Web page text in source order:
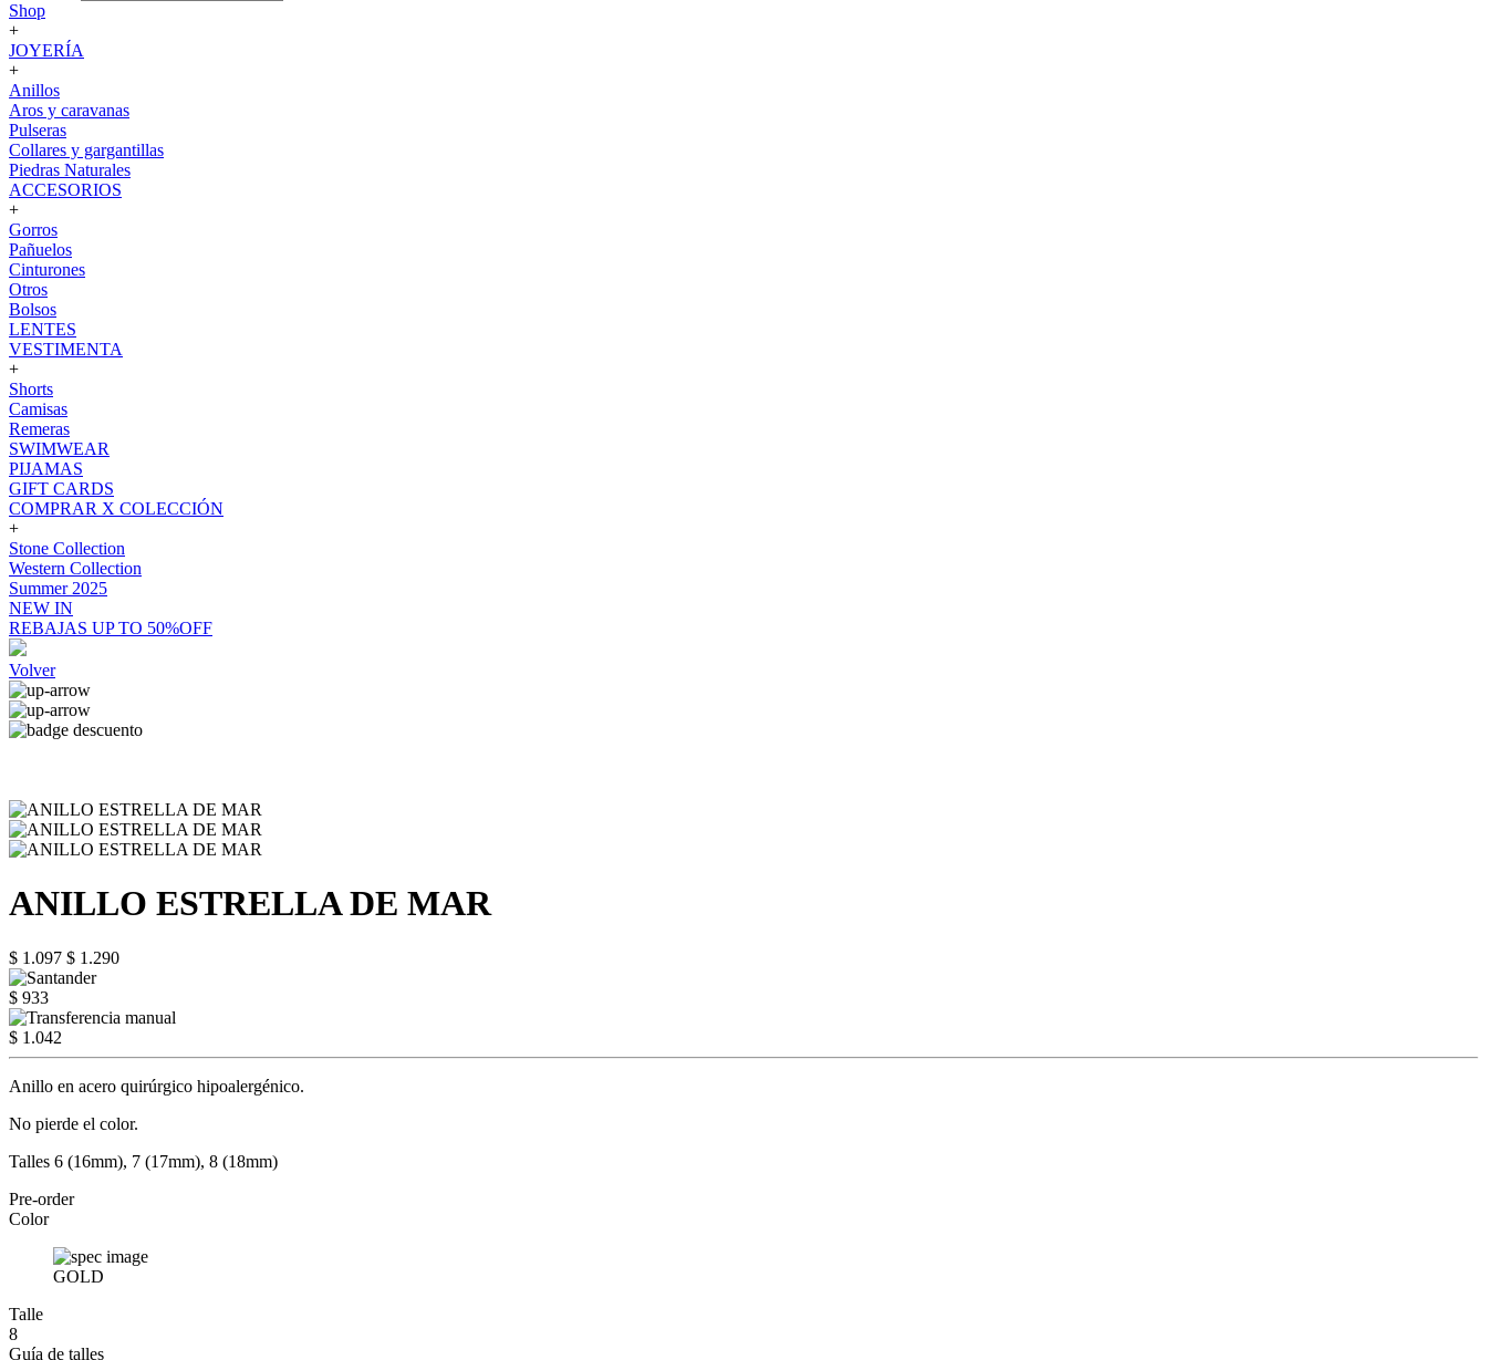
Shop
+
JOYERÍA
+
Anillos
Aros y caravanas
Pulseras
Collares y gargantillas
Piedras Naturales
ACCESORIOS
+
Gorros
Pañuelos
Cinturones
Otros
Bolsos
LENTES
VESTIMENTA
+
Shorts
Camisas
Remeras
SWIMWEAR
PIJAMAS
GIFT CARDS
COMPRAR X COLECCIÓN
+
Stone Collection
Western Collection
Summer 2025
NEW IN
REBAJAS UP TO 50%OFF
Volver
ANILLO ESTRELLA DE MAR
$ 1.097 $ 1.290
$ 933
$ 1.042
Anillo en acero quirúrgico hipoalergénico.
No pierde el color.
Talles 6 (16mm), 7 (17mm), 8 (18mm)
Pre-order
Color
GOLD
Talle
8
Guía de talles